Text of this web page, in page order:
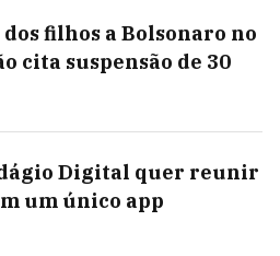
filhos a Bolsonaro no
cita suspensão de 30
Digital quer reunir
um único app